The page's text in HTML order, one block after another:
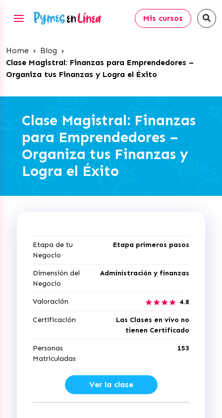
Mis cursos
Home › Blog ›
Clase Magistral: Finanzas para Emprendedores –
Organiza tus Finanzas y Logra el Éxito
Clase Magistral: Finanzas
para Emprendedores –
Organiza tus Finanzas y
Logra el Éxito
Etapa de tu
Negocio
Etapa primeros pasos
Dimensión del
Negocio
Administración y finanzas
Valoración 4.8
Certificación
Las Clases en vivo no
tienen Certificado
Personas
Matriculadas
153
Ver la clase